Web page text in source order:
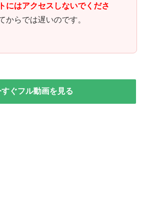
にはアクセスしないでくださ
からでは遅いのです。
すぐフル動画を見る